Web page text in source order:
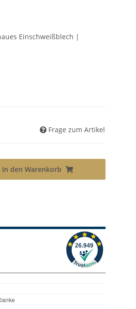
Einschweißblech |
Frage zum Artikel
In den Warenkorb